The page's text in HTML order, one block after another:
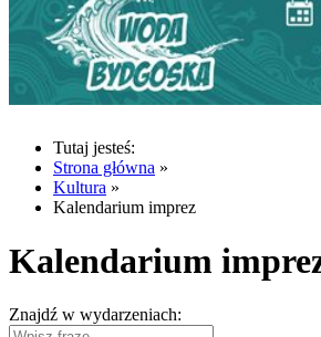
Tutaj jesteś:
Strona główna »
Kultura »
Kalendarium imprez
Kalendarium
Znajdź w wydarzeniach: